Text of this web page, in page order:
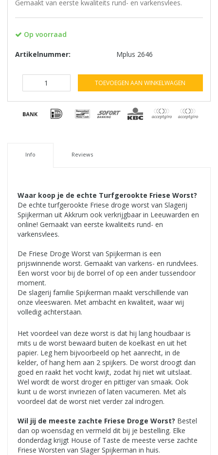
Gemaakt van eerste kwaliteits rund- en varkensvlees.
Op voorraad
Artikelnummer: Mplus 2646
TOEVOEGEN AAN WINKELWAGEN
Info Reviews
Waar koop je de echte Turfgerookte Friese Worst?
De echte turfgerookte Friese droge worst van Slagerij
Spijkerman uit Akkrum ook verkrijgbaar in Leeuwarden en
online! Gemaakt van eerste kwaliteits rund- en
varkensvlees.
De Friese Droge Worst van Spijkerman is een
prijswinnende worst. Gemaakt van varkens- en rundvlees.
Een worst voor bij de borrel of op een ander tussendoor
moment.
De slagerij familie Spijkerman maakt verschillende van
onze vleeswaren. Met ambacht en kwaliteit, waar wij
volledig achterstaan.
Het voordeel van deze worst is dat hij lang houdbaar is
mits u de worst bewaard buiten de koelkast en uit het
papier. Leg hem bijvoorbeeld op het aanrecht, in de
kelder, of hang hem aan 2 spijkers. De worst droogt dan
goed en raakt het vocht kwijt, zodat hij niet wit uitslaat.
Wel wordt de worst droger en pittiger van smaak. Ook
kunt u de worst invriezen of laten vacumeren. Met als
voordeel dat de worst niet verder zal indrogen.
Wil jij de meeste zachte Friese Droge Worst? Bestel
dan op woensdag en vermeld dit bij je bestelling. Elke
donderdag krijgt House of Taste de meeste verse zachte
Friese Worsten van Slager Spijkerman in huis.